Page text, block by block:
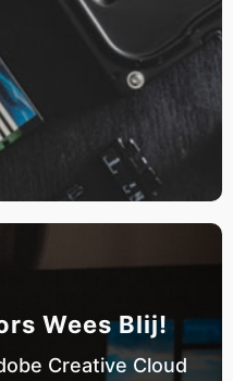
Wees Blij!
Creative Cloud